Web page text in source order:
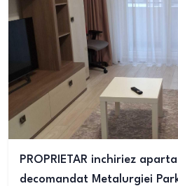
PROPRIETAR inchiriez
decomandat Metalurgiei